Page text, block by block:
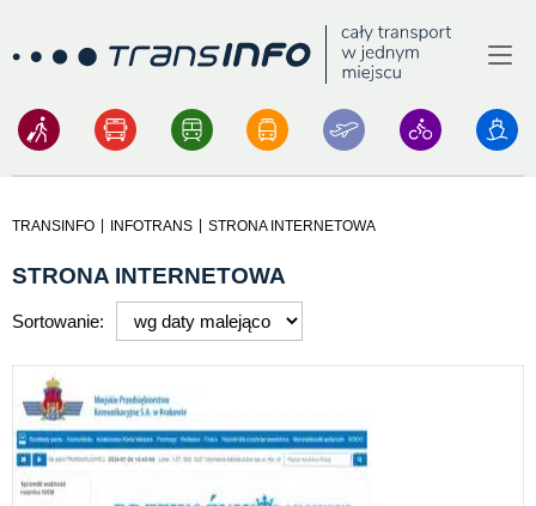
Logo Menu
TRANSINFO INFOTRANS STRONA INTERNETOWA
STRONA INTERNETOWA
Sortowanie: